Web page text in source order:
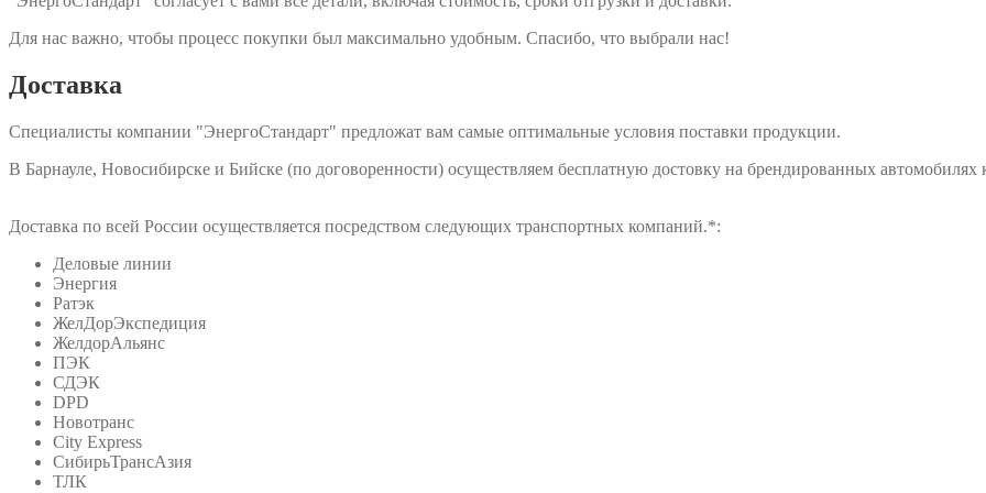
Для нас важно, чтобы процесс покупки был максимально удобным. Спасибо, что выбрали нас!
Доставка
Специалисты компании "ЭнергоСтандарт" предложат вам самые оптимальные условия поставки продукции.
В Барнауле, Новосибирске и Бийске (по договоренности) осуществляем бесплатную достовку на брендированных автомобилях
Доставка по всей России осуществляется посредством следующих транспортных компаний.*:
Деловые линии
Энергия
Ратэк
ЖелДорЭкспедиция
ЖелдорАльянс
ПЭК
СДЭК
DPD
Новотранс
City Express
СибирьТрансАзия
ТЛК